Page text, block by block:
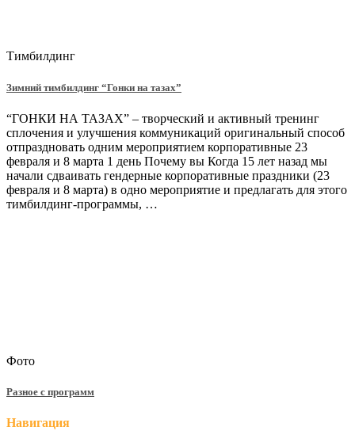
Тимбилдинг
Зимний тимбилдинг “Гонки на тазах”
“ГОНКИ НА ТАЗАХ” – творческий и активный тренинг
сплочения и улучшения коммуникаций оригинальный способ
отпраздновать одним мероприятием корпоративные 23
февраля и 8 марта 1 день Почему вы Когда 15 лет назад мы
начали сдваивать гендерные корпоративные праздники (23
февраля и 8 марта) в одно мероприятие и предлагать для этого
тимбилдинг-программы, …
Фото
Разное с программ
Навигация